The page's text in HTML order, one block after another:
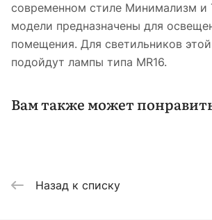
современном стиле Минимализм и
модели предназначены для
помещения. Для светильников
подойдут лампы типа MR16.
Вам также может
Назад к списку